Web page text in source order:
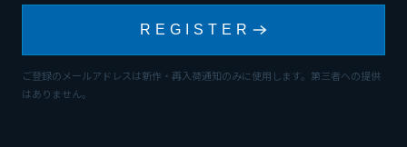
REGISTER
ご登録のメールアドレスは新作・再入荷通知のみに使用します。第三者への提供
はありません。